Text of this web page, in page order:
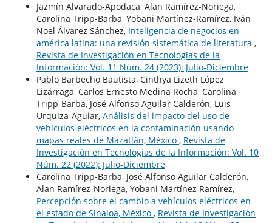
Jazmín Alvarado-Apodaca, Alan Ramírez-Noriega,
Carolina Tripp-Barba, Yobani Martínez-Ramírez, Iván
Noel Álvarez Sánchez, Inteligencia de negocios en
américa latina: una revisión sistemática de literatura ,
Revista de Investigación en Tecnologías de la
Información: Vol. 11 Núm. 24 (2023): Julio-Diciembre
Pablo Barbecho Bautista, Cinthya Lizeth López
Lizárraga, Carlos Ernesto Medina Rocha, Carolina
Tripp-Barba, José Alfonso Aguilar Calderón, Luis
Urquiza-Aguiar, Análisis del impacto del uso de
vehículos eléctricos en la contaminación usando
mapas reales de Mazatlán, México , Revista de
Investigación en Tecnologías de la Información: Vol. 10
Núm. 22 (2022): Julio-Diciembre
Carolina Tripp-Barba, José Alfonso Aguilar Calderón,
Alan Ramírez-Noriega, Yobani Martínez Ramírez,
Percepción sobre el cambio a vehículos eléctricos en
el estado de Sinaloa, México , Revista de Investigación